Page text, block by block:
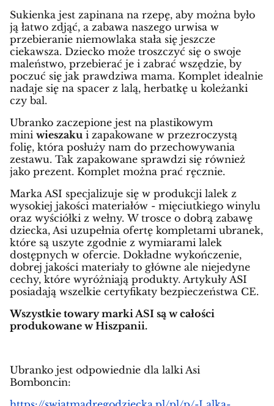
Sukienka jest zapinana na rzepę, aby można było
ją łatwo zdjąć, a zabawa naszego urwisa w
przebieranie niemowlaka stała się jeszcze
ciekawsza. Dziecko może troszczyć się o swoje
maleństwo, przebierać je i zabrać wszędzie, by
poczuć się jak prawdziwa mama. Komplet idealnie
nadaje się na spacer z lalą, herbatkę u koleżanki
czy bal.
Ubranko zaczepione jest na plastikowym
mini wieszaku i zapakowane w przezroczystą
folię, która posłuży nam do przechowywania
zestawu. Tak zapakowane sprawdzi się również
jako prezent. Komplet można prać ręcznie.
Marka ASI specjalizuje się w produkcji lalek z
wysokiej jakości materiałów - mięciutkiego winylu
oraz wyściółki z wełny. W trosce o dobrą zabawę
dziecka, Asi uzupełnia ofertę kompletami ubranek,
które są uszyte zgodnie z wymiarami lalek
dostępnych w ofercie. Dokładne wykończenie,
dobrej jakości materiały to główne ale niejedyne
cechy, które wyróżniają produkty. Artykuły ASI
posiadają wszelkie certyfikaty bezpieczeństwa CE.
Wszystkie towary marki ASI są w całości
produkowane w Hiszpanii.
Ubranko jest odpowiednie dla lalki Asi
Bomboncin: